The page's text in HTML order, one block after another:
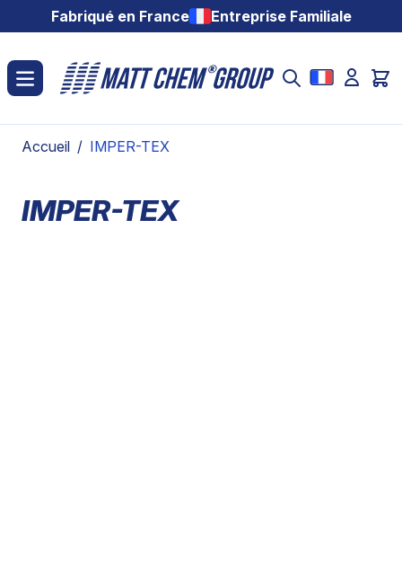
Aller au contenuFabriqué en France Entreprise Familiale
Accueil / IMPER-TEX
IMPER-TEX